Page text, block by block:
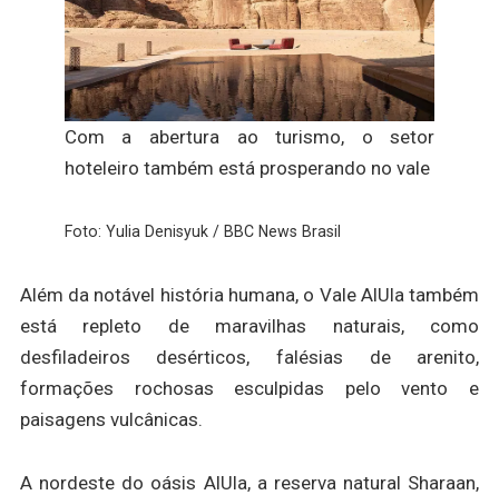
Com a abertura ao turismo, o setor
hoteleiro também está prosperando no vale
Foto: Yulia Denisyuk / BBC News Brasil
Além da notável história humana, o Vale AlUla também
está repleto de maravilhas naturais, como
desfiladeiros desérticos, falésias de arenito,
formações rochosas esculpidas pelo vento e
paisagens vulcânicas.
A nordeste do oásis AlUla, a reserva natural Sharaan,